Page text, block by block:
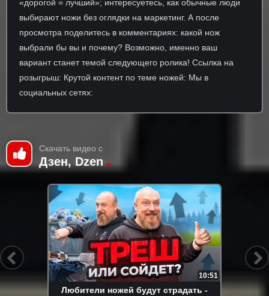
«дорогой = лучший»; интересуетесь, как обычные люди
выбирают ножи без оглядки на маркетинг. А после
просмотра поделитесь в комментариях: какой нож
выбрали бы вы и почему? Возможно, именно ваш
вариант станет темой следующего ролика! Ссылка на
розыгрыш: Крутой контент по теме ножей: Мы в
социальных сетях:
Скачать видео с
Дзен, Dzen
10:51
Любители ножей будут страдать -